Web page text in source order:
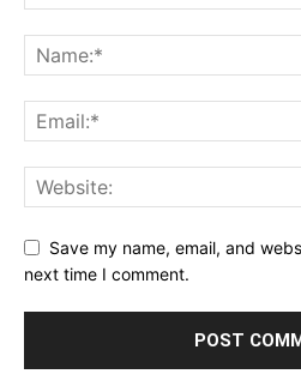
Save my name, email, and
next time I comment.